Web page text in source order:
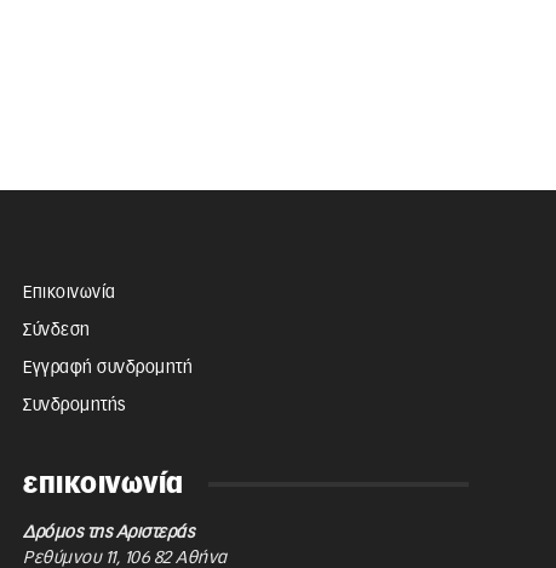
Επικοινωνία
Σύνδεση
Εγγραφή συνδρομητή
Συνδρομητής
επικοινωνία
Δρόμος της Αριστεράς
Ρεθύμνου 11, 106 82 Αθήνα